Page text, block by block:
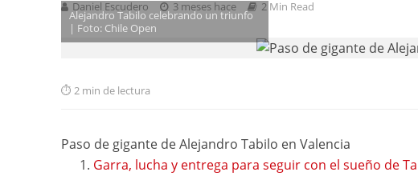
Daniel Escudero 3 meses hace 2 Min Read
Alejandro Tabilo celebrando un triunfo
| Foto: Chile Open
2 min de lectura
Paso de gigante de Alejandro Tabilo en Valencia
Garra, lucha y entrega para seguir con el sueño de